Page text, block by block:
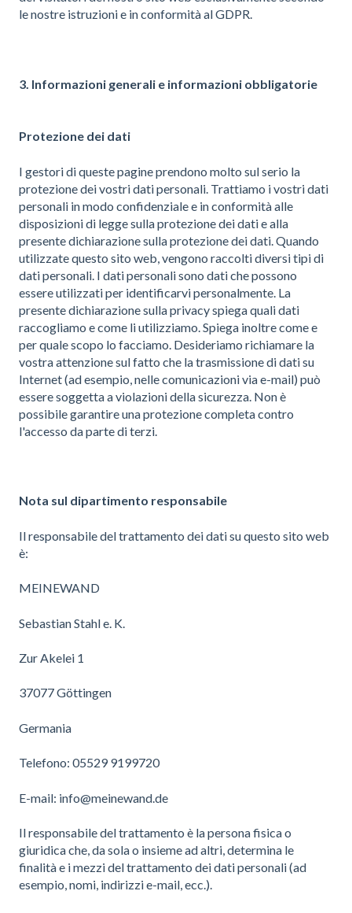
le nostre istruzioni e in conformità al GDPR.
3. Informazioni generali e informazioni obbligatorie
Protezione dei dati
I gestori di queste pagine prendono molto sul serio la
protezione dei vostri dati personali. Trattiamo i vostri dati
personali in modo confidenziale e in conformità alle
disposizioni di legge sulla protezione dei dati e alla
presente dichiarazione sulla protezione dei dati. Quando
utilizzate questo sito web, vengono raccolti diversi tipi di
dati personali. I dati personali sono dati che possono
essere utilizzati per identificarvi personalmente. La
presente dichiarazione sulla privacy spiega quali dati
raccogliamo e come li utilizziamo. Spiega inoltre come e
per quale scopo lo facciamo. Desideriamo richiamare la
vostra attenzione sul fatto che la trasmissione di dati su
Internet (ad esempio, nelle comunicazioni via e-mail) può
essere soggetta a violazioni della sicurezza. Non è
possibile garantire una protezione completa contro
l'accesso da parte di terzi.
Nota sul dipartimento responsabile
Il responsabile del trattamento dei dati su questo sito web
è:
MEINEWAND
Sebastian Stahl e. K.
Zur Akelei 1
37077 Göttingen
Germania
Telefono: 05529 9199720
E-mail: info@meinewand.de
Il responsabile del trattamento è la persona fisica o
giuridica che, da sola o insieme ad altri, determina le
finalità e i mezzi del trattamento dei dati personali (ad
esempio, nomi, indirizzi e-mail, ecc.).